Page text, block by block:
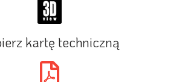
kartę techniczną